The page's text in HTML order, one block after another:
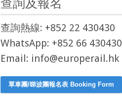
查詢及報名
查詢熱線: +852 22 430430
WhatsApp: +852 66 430430
Email: info@europerail.hk
單車團/睇波團報名表 Booking Form